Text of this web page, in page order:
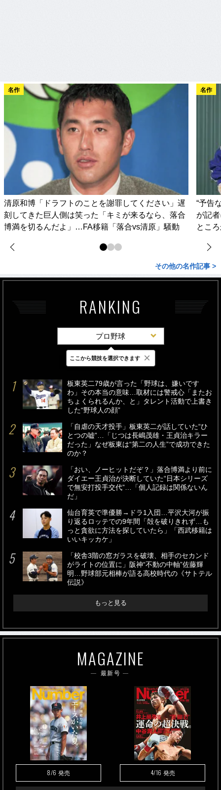
名作
清原和博「ドラフトのことを謝罪してください」遅
刻してきた巨人側は笑った「キミが来るなら、落合
博満を切るんだよ」…FA移籍「落合vs清原」騒動
名作
“予告
が記
とこ
その他の名作記事 >
RANKING
プロ野球
最新 24時間 週間
板東英二79歳が言った「野球は、嫌いです
わ」その本当の意味…取材には警戒心「またお
ちょくられるんか、と」タレント活動で上書き
した“野球人の顔”
「自虐の天才投手」板東英二が話していた“ひ
とつの嘘”…「じつは長嶋茂雄・王貞治キラー
だった」なぜ板東は“第二の人生”で成功できた
のか？
「おい、ノーヒットだぞ？」落合博満より前に
ダイエー王貞治が決断していた“日本シリーズ
で無安打投手交代”…「個人記録は関係ないん
だ」
仙台育英で準優勝→ドラ1入団…平沢大河が振
り返るロッテでの9年間「殻を破りきれず…も
っと貪欲に方法を探していたら」「西武移籍は
いいキッカケ」
「校舎3階の窓ガラスを破壊、相手のセカンド
がライトの位置に」阪神“不動の中軸”佐藤輝
明…野球部元相棒が語る高校時代の《サトテル
伝説》
もっと見る
MAGAZINE
最新号
8/6 発売 4/16 発売
ここから競技を選択できます ×